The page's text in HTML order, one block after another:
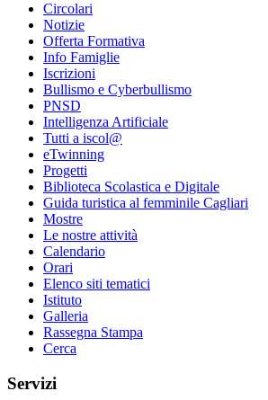
Circolari
Notizie
Offerta Formativa
Info Famiglie
Iscrizioni
Bullismo e Cyberbullismo
PNSD
Intelligenza Artificiale
Tutti a iscol@
eTwinning
Progetti
Biblioteca Scolastica e Digitale
Guida turistica al femminile Cagliari
Mostre
Le nostre attività
Calendario
Orari
Elenco siti tematici
Istituto
Galleria
Rassegna Stampa
Cerca
Servizi